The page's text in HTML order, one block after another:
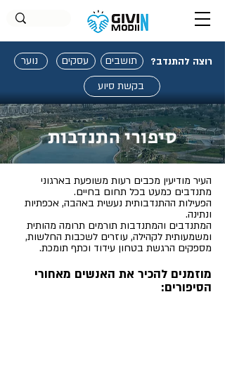
נוער עסקים תושבים רוצה להתנדב?
בקשת סיוע
סיפורי התנדבות
העיר מודיעין מכבים רעות משופעת בארגוני
מתנדבים כמעט בכל תחום בחיים.
הפעילות ההתנדבותית נעשית באהבה, אכפתיות
ונתינה.
המתנדבים והמתנדבות תורמים תרומה מהותית
ומשמעותית לקהילה, עוזרים לשכבות החלשות,
מספקים הרגשת בטחון עידוד וכתף תומכת.
מוזמנים להכיר את האנשים מאחורי
הסיפורים: